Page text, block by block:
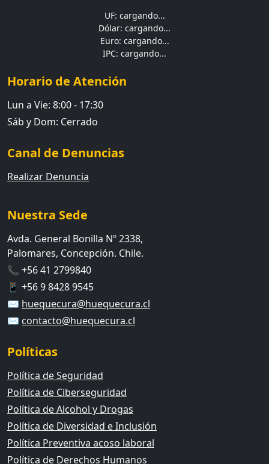
UF: cargando...
Dólar: cargando...
Euro: cargando...
IPC: cargando...
Horario de Atención
Lun a Vie: 8:00 - 17:30
Sáb y Dom: Cerrado
Canal de Denuncias
Realizar Denuncia
Nuestra Sede
Avda. General Bonilla Nº 2338,
Palomares, Concepción. Chile.
📞 +56 41 2799840
📱 +56 9 8428 9545
✉️ huequecura@huequecura.cl
✉️ contacto@huequecura.cl
Políticas
Política de Seguridad
Política de Ciberseguridad
Política de Alcohol y Drogas
Política de Diversidad e Inclusión
Política Preventiva acoso laboral
Política de Derechos Humanos